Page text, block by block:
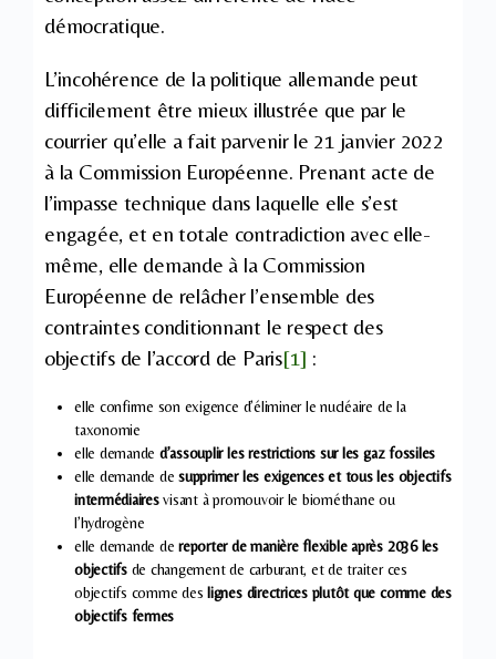
démocratique.
L’incohérence de la politique allemande peut
difficilement être mieux illustrée que par le
courrier qu’elle a fait parvenir le 21 janvier 2022
à la Commission Européenne. Prenant acte de
l’impasse technique dans laquelle elle s’est
engagée, et en totale contradiction avec elle-
même, elle demande à la Commission
Européenne de relâcher l’ensemble des
contraintes conditionnant le respect des
objectifs de l’accord de Paris[1] :
elle confirme son exigence d’éliminer le nucléaire de la
taxonomie
elle demande d’assouplir les restrictions sur les gaz fossiles
elle demande desupprimer les exigences et tous les objectifs
intermédiairesvisant à promouvoir le biométhane ou
l’hydrogène
elle demande dereporter de manière flexible après 2036 les
objectifsde changement de carburant, et de traiter ces
objectifs comme deslignes directrices plutôt que comme des
objectifs fermes